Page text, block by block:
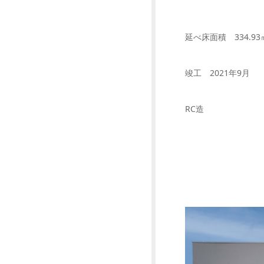
延べ床面積 334.93
竣工 2021年9月
RC造